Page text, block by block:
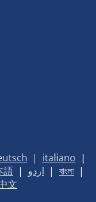
| italiano |
語 | اردو | বাংলা |
文